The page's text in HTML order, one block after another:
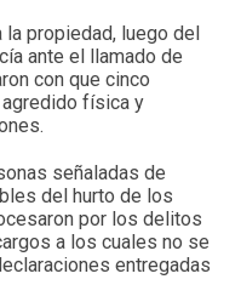
propiedad, luego del
ante el llamado de
con que cinco
física y
señaladas de
del hurto de los
por los delitos
a los cuales no se
entregadas